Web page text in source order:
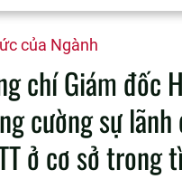
của Ngành
chí Giám đốc
cường sự
ở cơ sở trong